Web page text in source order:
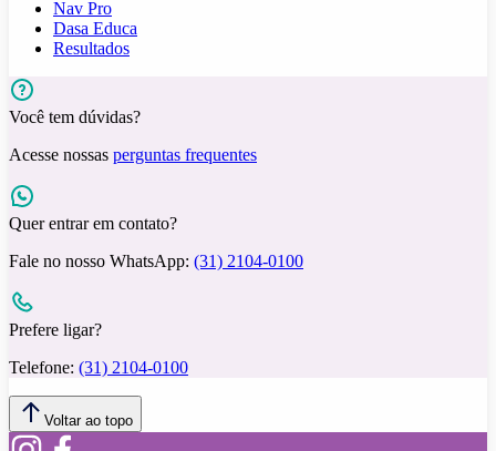
Nav Pro
Dasa Educa
Resultados
Você tem dúvidas?
Acesse nossas perguntas frequentes
Quer entrar em contato?
Fale no nosso WhatsApp: (31) 2104-0100
Prefere ligar?
Telefone: (31) 2104-0100
Voltar ao topo